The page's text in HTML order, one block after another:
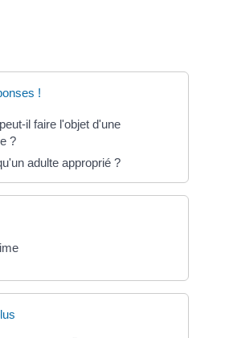
!
il faire l'objet d'une
?
adulte approprié ?